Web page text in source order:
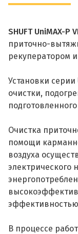
SHUFT UniMAX-P
приточно-
рекуператором
Установки
очистки,
Очистка
помощи
воздуха
электрического
эффективностью
В процессе